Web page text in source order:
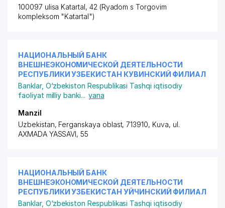
100097 ulisa Katartal, 42 (Ryadom s Torgovim
kompleksom "Katartal")
НАЦИОНАЛЬНЫЙ БАНК
ВНЕШНЕЭКОНОМИЧЕСКОЙ ДЕЯТЕЛЬНОСТИ
РЕСПУБЛИКИ УЗБЕКИСТАН КУВИНСКИЙ ФИЛИАЛ
Banklar, O‘zbekiston Respublikasi Tashqi iqtisodiy
faoliyat milliy banki... yana
Manzil
Uzbekistan, Ferganskaya oblast, 713910, Kuva, ul.
AXMADA YASSAVI, 55
НАЦИОНАЛЬНЫЙ БАНК
ВНЕШНЕЭКОНОМИЧЕСКОЙ ДЕЯТЕЛЬНОСТИ
РЕСПУБЛИКИ УЗБЕКИСТАН УЙЧИНСКИЙ ФИЛИАЛ
Banklar, O‘zbekiston Respublikasi Tashqi iqtisodiy